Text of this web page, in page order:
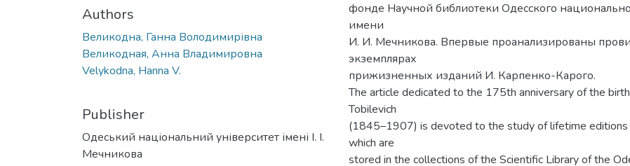
Authors
Великодна, Ганна Володимирівна
Великодная, Анна Владимировна
Velykodna, Hanna V.
Publisher
Одеський національний університет імені І. І.
Мечникова
фонде Научной библиотеки Одесского
имени
И. И. Мечникова. Впервые проанализированы
экземплярах
прижизненных изданий И. Карпенко-Карого.
The article dedicated to the 175th anniversary of the
Tobilevich
(1845–1907) is devoted to the study of lifetime editions
which are
stored in the collections of the Scientific Library of the